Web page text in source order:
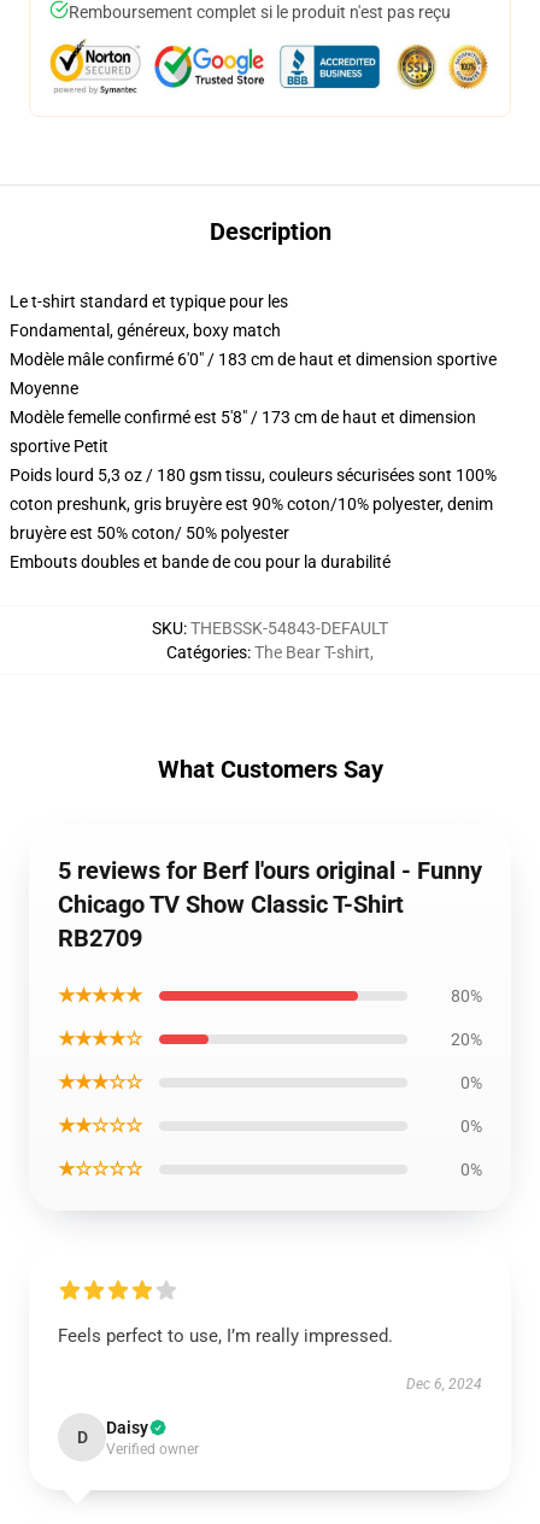
Remboursement complet si le produit n'est pas reçu
Description
Le t-shirt standard et typique pour les
Fondamental, généreux, boxy match
Modèle mâle confirmé 6'0" / 183 cm de haut et dimension sportive
Moyenne
Modèle femelle confirmé est 5'8" / 173 cm de haut et dimension
sportive Petit
Poids lourd 5,3 oz / 180 gsm tissu, couleurs sécurisées sont 100%
coton preshunk, gris bruyère est 90% coton/10% polyester, denim
bruyère est 50% coton/ 50% polyester
Embouts doubles et bande de cou pour la durabilité
SKU:THEBSSK-54843-DEFAULT
Catégories:The Bear T-shirt,
What Customers Say
5 reviews for Berf l'ours original - Funny
Chicago TV Show Classic T-Shirt
RB2709
★★★★★ 80%
★★★★☆ 20%
★★★☆☆ 0%
★★☆☆☆ 0%
★☆☆☆☆ 0%
Feels perfect to use, I’m really impressed.
Dec 6, 2024
D Daisy
Verified owner